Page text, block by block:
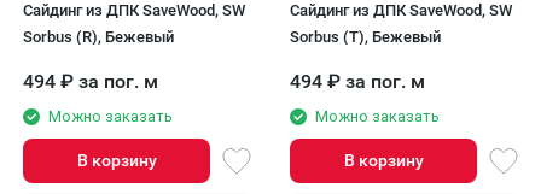
Сайдинг из ДПК SaveWood, SW
Sorbus (R), Бежевый
494 ₽ за пог. м
Можно заказать
В корзину
Сайдинг из ДПК SaveWood, SW
Sorbus (T), Бежевый
494 ₽ за пог. м
Можно заказать
В корзину